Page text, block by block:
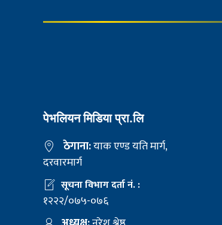
पेभलियन मिडिया प्रा.लि
ठेगाना:याक एण्ड यति मार्ग,
दरवारमार्ग
सूचना विभाग दर्ता नं. :
१२२२/०७५-०७६